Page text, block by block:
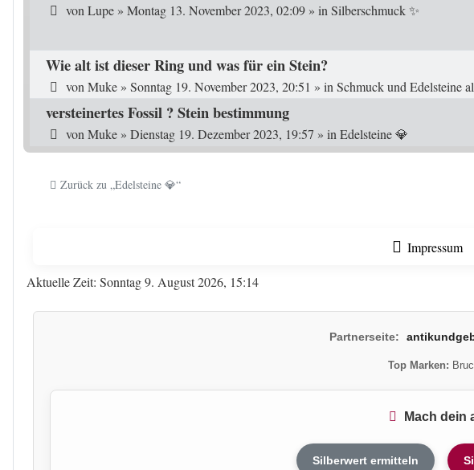
von Lupe» Montag 13. November 2023, 02:09» in Silberschmuck ✨
Wie alt ist dieser Ring und was für ein Stein?
von Muke» Sonntag 19. November 2023, 20:51 » in Schmuck und Edelsteine
versteinertes Fossil ? Stein bestimmung
vonMuke» Dienstag 19. Dezember 2023, 19:57 » inEdelsteine 💎
Zurück zu „Edelsteine 💎“
Impressum
Aktuelle Zeit: Sonntag 9. August 2026, 15:14
Partnerseite:
Top Marken:
Mach dein
Silberwert ermitteln